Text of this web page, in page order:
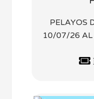
PELAYOS
10/07/26 AL